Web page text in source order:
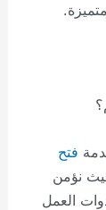
فتح
نؤمن
العمل